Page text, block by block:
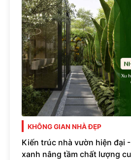
KHÔNG GIAN NHÀ ĐẸP
Kiến trúc nhà vườn hiện đại
xanh nâng tầm chất lượng